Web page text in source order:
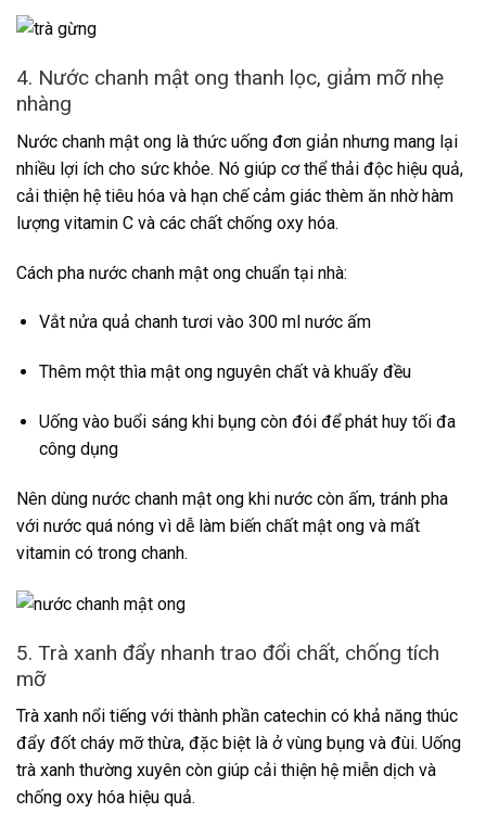
4. Nước chanh mật ong thanh lọc, giảm mỡ nhẹ
nhàng
Nước chanh mật ong là thức uống đơn giản nhưng mang lại
nhiều lợi ích cho sức khỏe. Nó giúp cơ thể thải độc hiệu quả,
cải thiện hệ tiêu hóa và hạn chế cảm giác thèm ăn nhờ hàm
lượng vitamin C và các chất chống oxy hóa.
Cách pha nước chanh mật ong chuẩn tại nhà:
Vắt nửa quả chanh tươi vào 300 ml nước ấm
Thêm một thìa mật ong nguyên chất và khuấy đều
Uống vào buổi sáng khi bụng còn đói để phát huy tối đa
công dụng
Nên dùng nước chanh mật ong khi nước còn ấm, tránh pha
với nước quá nóng vì dễ làm biến chất mật ong và mất
vitamin có trong chanh.
5. Trà xanh đẩy nhanh trao đổi chất, chống tích
mỡ
Trà xanh nổi tiếng với thành phần catechin có khả năng thúc
đẩy đốt cháy mỡ thừa, đặc biệt là ở vùng bụng và đùi. Uống
trà xanh thường xuyên còn giúp cải thiện hệ miễn dịch và
chống oxy hóa hiệu quả.